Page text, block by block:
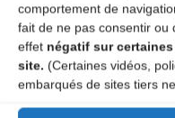
comportement de
fait de ne pas consentir ou
effet négatif sur
site. (Certaines vidéos,
embarqués de sites tiers
Save my name, email,
time I post a comment.